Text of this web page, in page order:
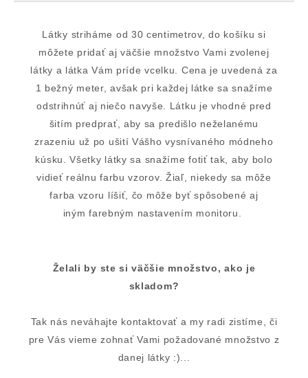
Látky striháme od 30 centimetrov, do košíku si
môžete pridať aj väčšie množstvo Vami zvolenej
látky a látka Vám príde vcelku. Cena je uvedená za
1 bežný meter, avšak pri každej látke sa snažíme
odstrihnúť aj niečo navyše. Látku je vhodné pred
šitím predprať, aby sa predišlo neželanému
zrazeniu už po ušití Vášho vysnívaného módneho
kúsku. Všetky látky sa snažíme fotiť tak, aby bolo
vidieť reálnu farbu vzorov. Žiaľ, niekedy sa môže
farba vzoru líšiť, čo môže byť spôsobené aj
iným farebným nastavením monitoru.
Želali by ste si väčšie množstvo, ako je
skladom?
Tak nás neváhajte kontaktovať a my radi zistíme, či
pre Vás vieme zohnať Vami požadované množstvo z
danej látky :)...